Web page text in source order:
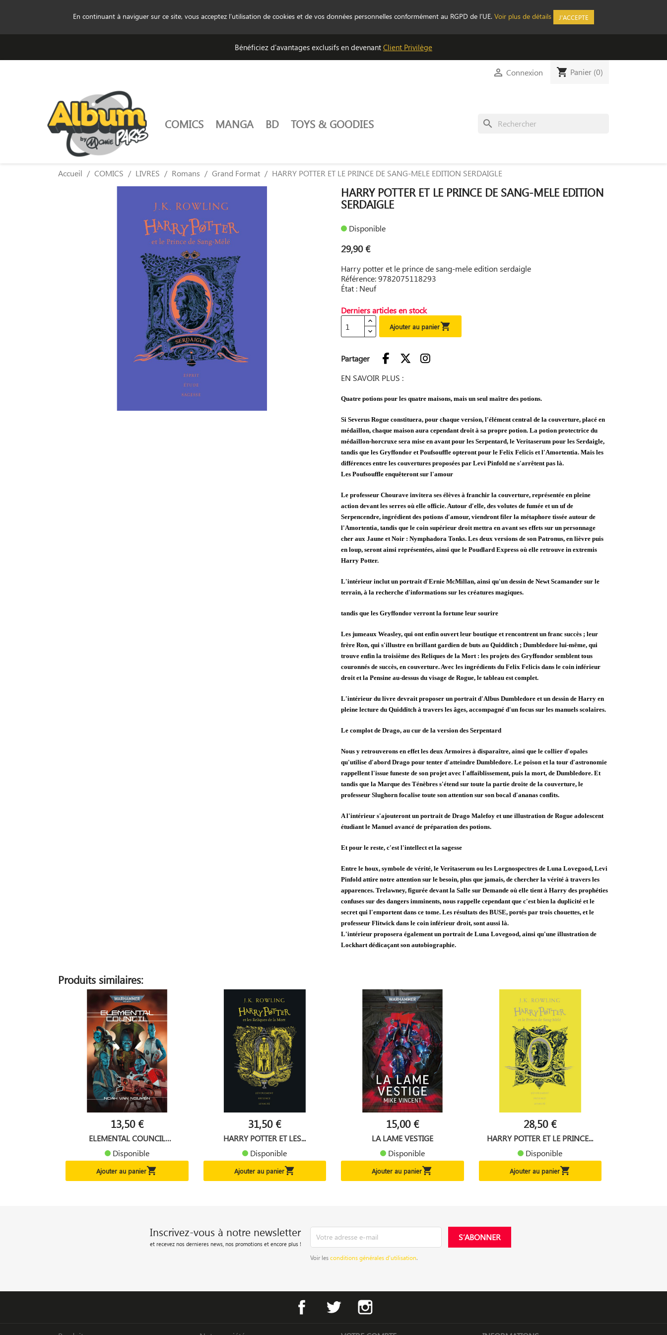
En continuant à naviguer sur ce site, vous acceptez l’utilisation de cookies et de vos données personnelles conformément au RGPD de l’UE. Voir plus de détails J'ACCEPTE
Bénéficiez d'avantages exclusifs en devenant Client Privilège
 Connexion shopping_cart Panier (0)
search
COMICS MANGA BD TOYS & GOODIES
Accueil COMICS LIVRES Romans Grand Format HARRY POTTER ET LE PRINCE DE SANG-MELE EDITION SERDAIGLE
HARRY POTTER ET LE PRINCE DE SANG-MELE EDITION
SERDAIGLE
Disponible
29,90 €
Harry potter et le prince de sang-mele edition serdaigle
Référence: 9782075118293
État : Neuf
Derniers articles en stock
Ajouter au panier
Partager
EN SAVOIR PLUS :
Quatre potions pour les quatre maisons, mais un seul maître des potions.
Si Severus Rogue constituera, pour chaque version, l'élément central de la couverture, placé en
médaillon, chaque maison aura cependant droit à sa propre potion. La potion protectrice du
médaillon-horcruxe sera mise en avant pour les Serpentard, le Veritaserum pour les Serdaigle,
tandis que les Gryffondor et Poufsouffle opteront pour le Felix Felicis et l'Amortentia. Mais les
différences entre les couvertures proposées par Levi Pinfold ne s'arrêtent pas là.
Les Poufsouffle enquêteront sur l'amour
Le professeur Chourave invitera ses élèves à franchir la couverture, représentée en pleine
action devant les serres où elle officie. Autour d'elle, des volutes de fumée et un uf de
Serpencendre, ingrédient des potions d'amour, viendront filer la métaphore tissée autour de
l'Amortentia, tandis que le coin supérieur droit mettra en avant ses effets sur un personnage
cher aux Jaune et Noir : Nymphadora Tonks. Les deux versions de son Patronus, en lièvre puis
en loup, seront ainsi représentées, ainsi que le Poudlard Express où elle retrouve in extremis
Harry Potter.
L'intérieur inclut un portrait d'Ernie McMillan, ainsi qu'un dessin de Newt Scamander sur le
terrain, à la recherche d'informations sur les créatures magiques.
tandis que les Gryffondor verront la fortune leur sourire
Les jumeaux Weasley, qui ont enfin ouvert leur boutique et rencontrent un franc succès ; leur
frère Ron, qui s'illustre en brillant gardien de buts au Quidditch ; Dumbledore lui-même, qui
trouve enfin la troisième des Reliques de la Mort : les projets des Gryffondor semblent tous
couronnés de succès, en couverture. Avec les ingrédients du Felix Felicis dans le coin inférieur
droit et la Pensine au-dessus du visage de Rogue, le tableau est complet.
L'intérieur du livre devrait proposer un portrait d'Albus Dumbledore et un dessin de Harry en
pleine lecture du Quidditch à travers les âges, accompagné d'un focus sur les manuels scolaires.
Le complot de Drago, au cur de la version des Serpentard
Nous y retrouverons en effet les deux Armoires à disparaître, ainsi que le collier d'opales
qu'utilise d'abord Drago pour tenter d'atteindre Dumbledore. Le poison et la tour d'astronomie
rappellent l'issue funeste de son projet avec l'affaiblissement, puis la mort, de Dumbledore. Et
tandis que la Marque des Ténèbres s'étend sur toute la partie droite de la couverture, le
professeur Slughorn focalise toute son attention sur son bocal d'ananas confits.
A l'intérieur s'ajouteront un portrait de Drago Malefoy et une illustration de Rogue adolescent
étudiant le Manuel avancé de préparation des potions.
Et pour le reste, c'est l'intellect et la sagesse
Entre le houx, symbole de vérité, le Veritaserum ou les Lorgnospectres de Luna Lovegood, Levi
Pinfold attire notre attention sur le besoin, plus que jamais, de chercher la vérité à travers les
apparences. Trelawney, figurée devant la Salle sur Demande où elle tient à Harry des prophéties
confuses sur des dangers imminents, nous rappelle cependant que c'est bien la duplicité et le
secret qui l'emportent dans ce tome. Les résultats des BUSE, portés par trois chouettes, et le
professeur Flitwick dans le coin inférieur droit, sont aussi là.
L'intérieur proposera également un portrait de Luna Lovegood, ainsi qu'une illustration de
Lockhart dédicaçant son autobiographie.
Produits similaires:
13,50 €
ELEMENTAL COUNCIL
Disponible
Ajouter au panier
31,50 €
HARRY POTTER ET LES...
Disponible
Ajouter au panier
15,00 €
LA LAME VESTIGE
Disponible
Ajouter au panier
28,50 €
HARRY POTTER ET LE PRINCE...
Disponible
Ajouter au panier
Inscrivez-vous à notre newsletter
et recevez nos dernieres news, nos promotions et encore plus !
Voir lesconditions générales d’utilisation.
Facebook Twitter